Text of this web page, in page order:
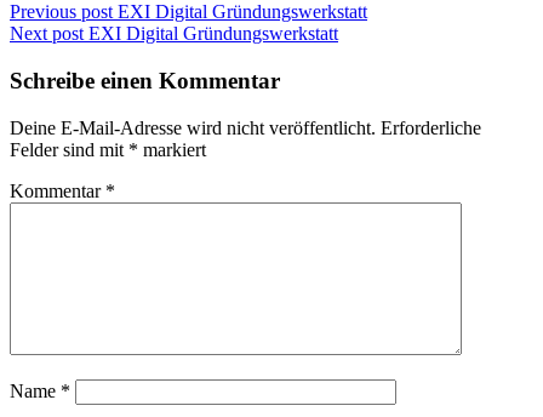
Previous post EXI Digital Gründungswerkstatt
Next post EXI Digital Gründungswerkstatt
Schreibe einen Kommentar
Deine E-Mail-Adresse wird nicht veröffentlicht. Erforderliche
Felder sind mit * markiert
Kommentar *
Name *